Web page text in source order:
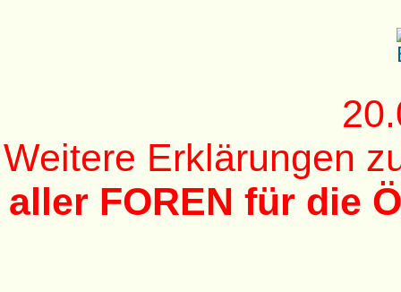
Weitere Erklärungen
aller FOREN für die